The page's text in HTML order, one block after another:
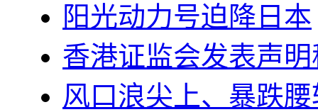
阳光动力号迫降日本
香港证监会发表声
风口浪尖上、暴跌